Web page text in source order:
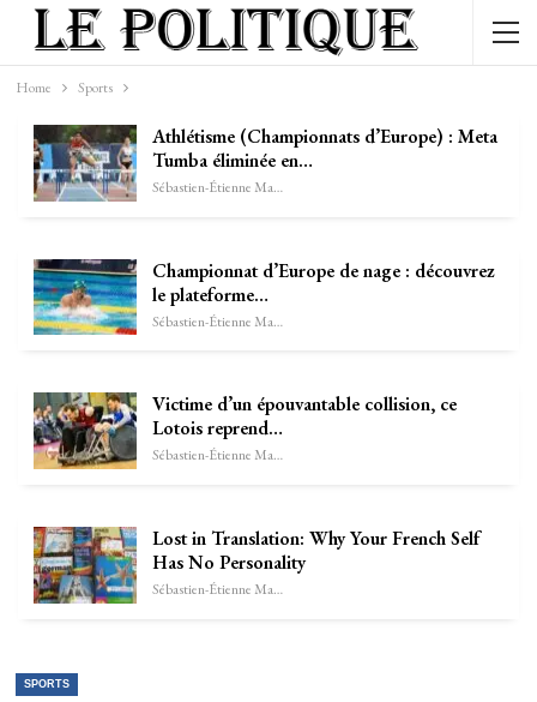
Home Sports
Athlétisme (Championnats d’Europe) : Meta
Tumba éliminée en…
Sébastien-Étienne Marechal
Championnat d’Europe de nage : découvrez
le plateforme…
Sébastien-Étienne Marechal
Victime d’un épouvantable collision, ce
Lotois reprend…
Sébastien-Étienne Marechal
Lost in Translation: Why Your French Self
Has No Personality
Sébastien-Étienne Marechal
SPORTS